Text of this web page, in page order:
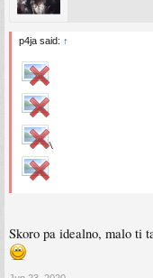
p4ja said: ↑
\
Skoro pa idealno, malo ti